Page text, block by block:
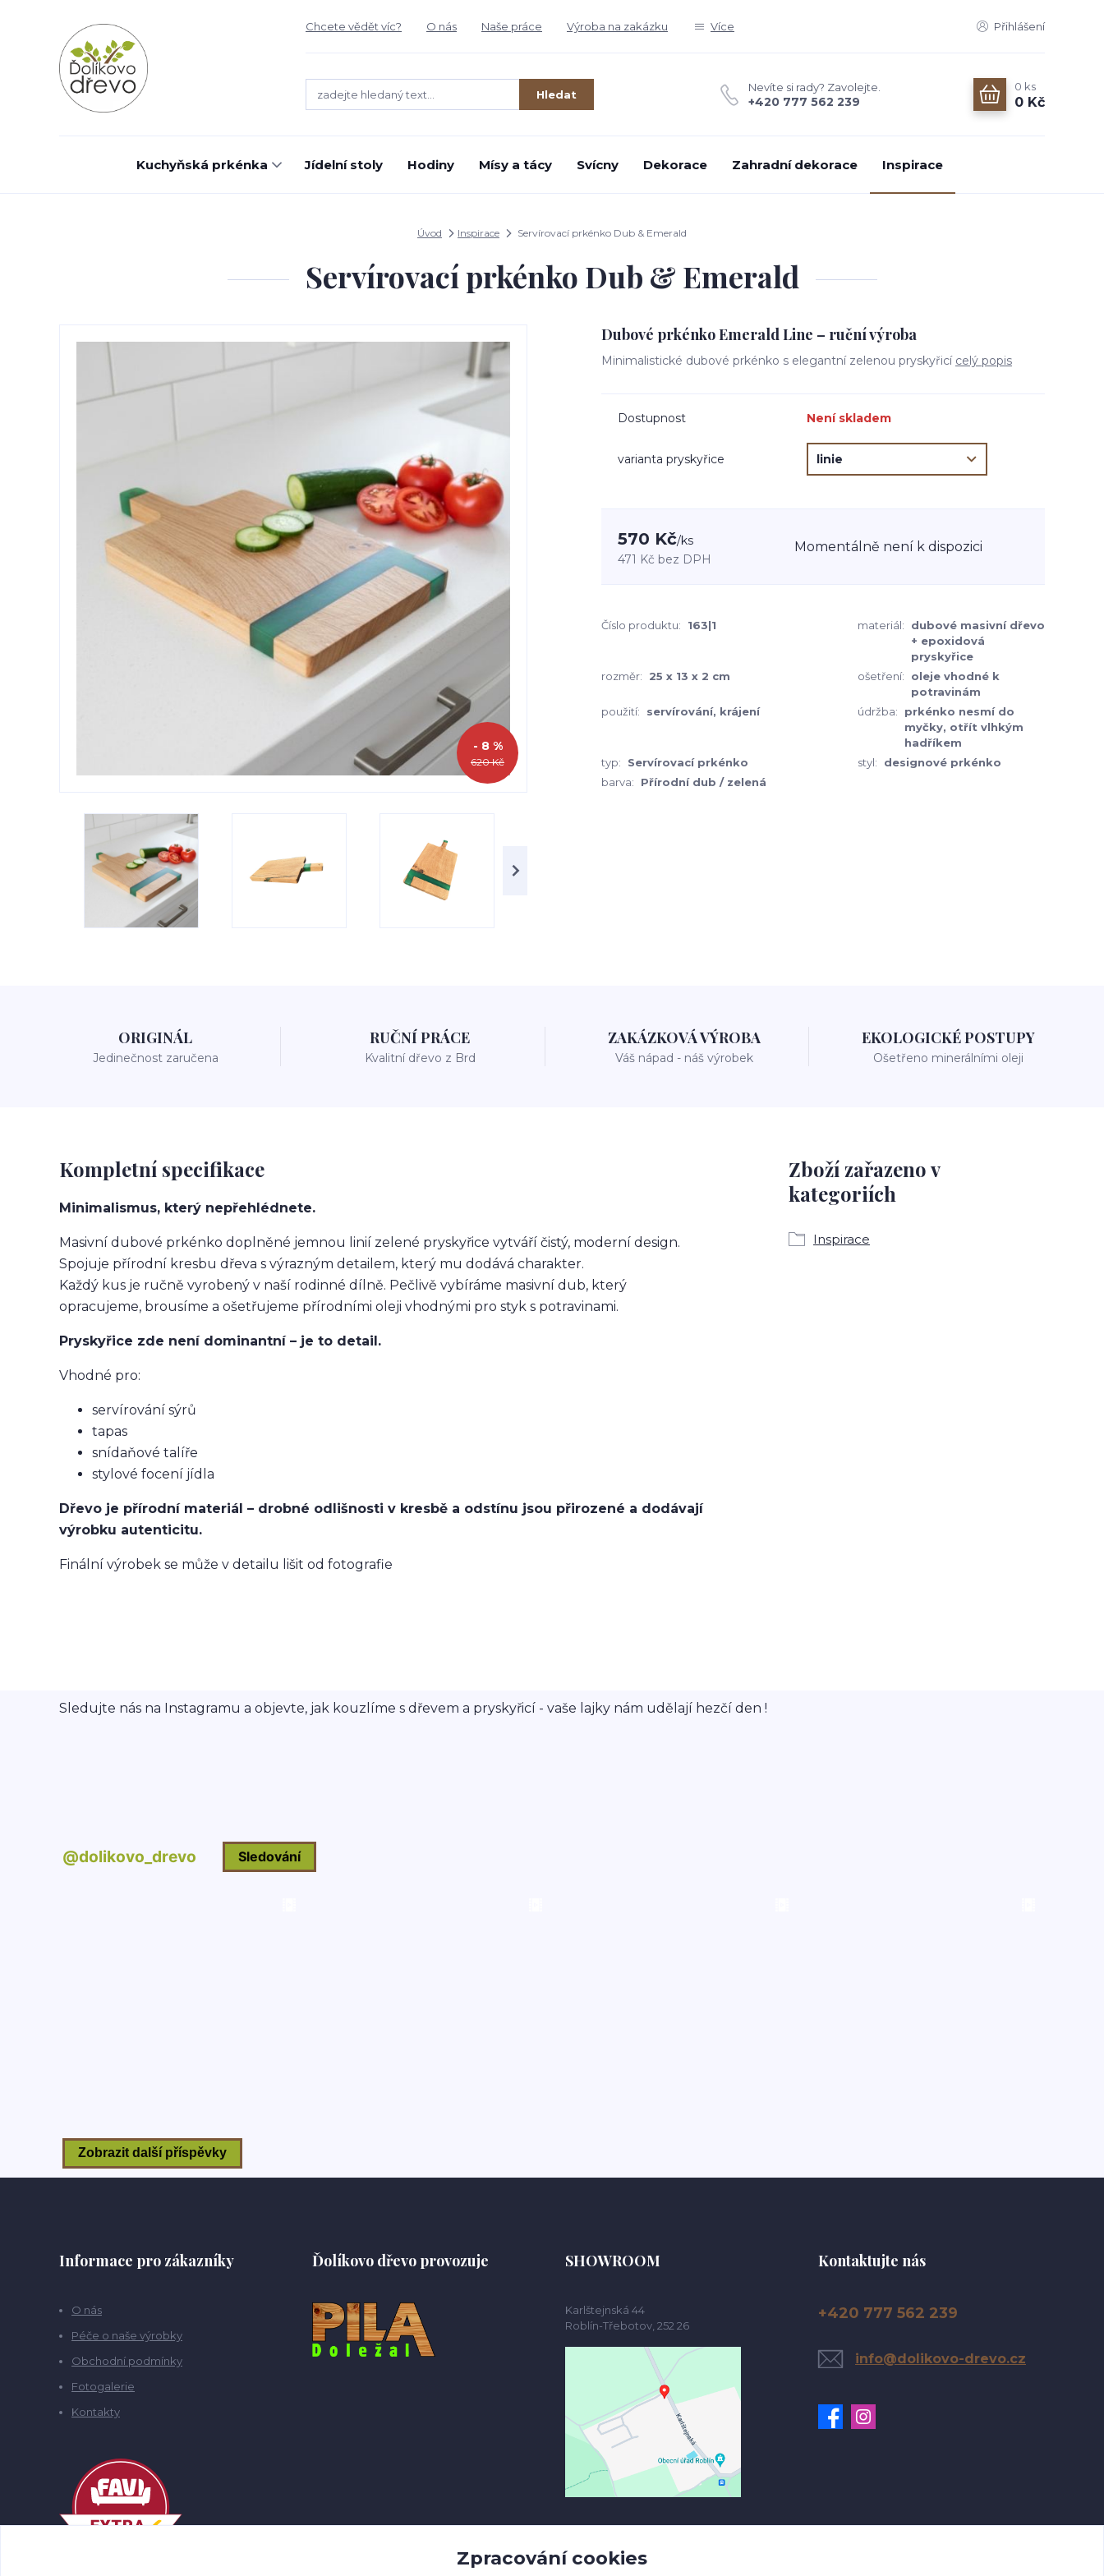
Chcete vědět víc? O nás Naše práce Výroba na zakázku Více Přihlášení
Hledat
Nevíte si rady? Zavolejte.
+420 777 562 239
0 ks
0 Kč
Kuchyňská prkénka Jídelní stoly Hodiny Mísy a tácy Svícny Dekorace Zahradní dekorace Inspirace
Úvod Inspirace Servírovací prkénko Dub & Emerald
Servírovací prkénko Dub & Emerald
620 Kč
- 8 %
Dubové prkénko Emerald Line – ruční výroba
Minimalistické dubové prkénko s elegantní zelenou pryskyřicí celý popis
Dostupnost Není skladem
varianta pryskyřice
570 Kč/ks
471 Kč bez DPH
Momentálně není k dispozici
Číslo produktu: 163|1 materiál:
dubové masivní dřevo
+ epoxidová
pryskyřice
rozměr:
25 x 13 x 2 cm ošetření:
oleje vhodné k
potravinám
použití:
servírování, krájení údržba:
prkénko nesmí do
myčky, otřít vlhkým
hadříkem
typ:
Servírovací prkénko styl:
designové prkénko
barva:
Přírodní dub / zelená
ORIGINÁL
Jedinečnost zaručena
RUČNÍ PRÁCE
Kvalitní dřevo z Brd
ZAKÁZKOVÁ VÝROBA
Váš nápad - náš výrobek
EKOLOGICKÉ POSTUPY
Ošetřeno minerálními oleji
Kompletní specifikace
Minimalismus, který nepřehlédnete.
Masivní dubové prkénko doplněné jemnou linií zelené pryskyřice vytváří čistý, moderní design.
Spojuje přírodní kresbu dřeva s výrazným detailem, který mu dodává charakter.
Každý kus je ručně vyrobený v naší rodinné dílně. Pečlivě vybíráme masivní dub, který
opracujeme, brousíme a ošetřujeme přírodními oleji vhodnými pro styk s potravinami.
Pryskyřice zde není dominantní – je to detail.
Vhodné pro:
servírování sýrů
tapas
snídaňové talíře
stylové focení jídla
Dřevo je přírodní materiál – drobné odlišnosti v kresbě a odstínu jsou přirozené a dodávají
výrobku autenticitu.
Finální výrobek se může v detailu lišit od fotografie
Zboží zařazeno v
kategoriích
Inspirace
Sledujte nás na Instagramu a objevte, jak kouzlíme s dřevem a pryskyřicí - vaše lajky nám udělají hezčí den !
Informace pro zákazníky
O nás
Péče o naše výrobky
Obchodní podmínky
Fotogalerie
Kontakty
Ďolíkovo dřevo provozuje SHOWROOM
Karlštejnská 44
Roblín-Třebotov, 252 26
Kontaktujte nás
+420 777 562 239
info@dolikovo-drevo.cz
Zpracování cookies